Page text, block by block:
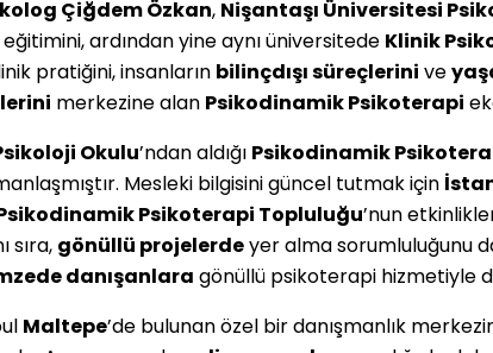
Çiğdem Özkan, Nişantaşı Üniversitesi
ardından yine aynı üniversitede Klinik
pratiğini, insanların bilinçdışı süreçlerini ve
merkezine alan Psikodinamik Psikoterapi
Okulu’ndan aldığı Psikodinamik
Mesleki bilgisini güncel tutmak için
Psikodinamik Psikoterapi Topluluğu’nun
sıra, gönüllü projelerde yer alma sorumluluğunu
danışanlara gönüllü psikoterapi hizmetiyle
Maltepe’de bulunan özel bir danışmanlık